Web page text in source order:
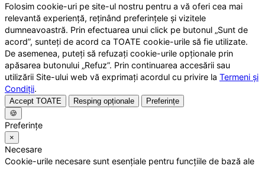
Folosim cookie-uri pe site-ul nostru pentru a vă oferi cea mai
relevantă experiență, reținând preferințele și vizitele
dumneavoastră. Prin efectuarea unui click pe butonul „Sunt de
acord”, sunteți de acord ca TOATE cookie-urile să fie utilizate.
De asemenea, puteți să refuzați cookie-urile opționale prin
apăsarea butonului „Refuz”. Prin continuarea accesării sau
utilizării Site-ului web vă exprimați acordul cu privire la Termeni și
Condiții.
Accept TOATE Resping opționale
Preferințe
🍪
Preferințe
×
Necesare
Cookie-urile necesare sunt esențiale pentru funcțiile de bază ale